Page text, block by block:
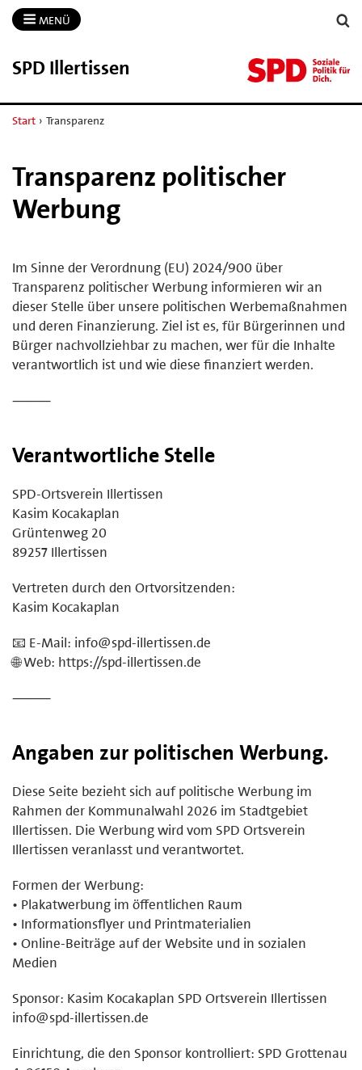
MENÜ
SPD Illertissen
Start › Transparenz
Transparenz politischer
Werbung
Im Sinne der Verordnung (EU) 2024/900 über
Transparenz politischer Werbung informieren wir an
dieser Stelle über unsere politischen Werbemaßnahmen
und deren Finanzierung. Ziel ist es, für Bürgerinnen und
Bürger nachvollziehbar zu machen, wer für die Inhalte
verantwortlich ist und wie diese finanziert werden.
⸻
Verantwortliche Stelle
SPD-Ortsverein Illertissen
Kasim Kocakaplan
Grüntenweg 20
89257 Illertissen
Vertreten durch den Ortvorsitzenden:
Kasim Kocakaplan
📧 E-Mail: info@spd-illertissen.de
🌐 Web: https://spd-illertissen.de
⸻
Angaben zur politischen Werbung.
Diese Seite bezieht sich auf politische Werbung im
Rahmen der Kommunalwahl 2026 im Stadtgebiet
Illertissen. Die Werbung wird vom SPD Ortsverein
Illertissen veranlasst und verantwortet.
Formen der Werbung:
• Plakatwerbung im öffentlichen Raum
• Informationsflyer und Printmaterialien
• Online-Beiträge auf der Website und in sozialen
Medien
Sponsor: Kasim Kocakaplan SPD Ortsverein Illertissen
info@spd-illertissen.de
Einrichtung, die den Sponsor kontrolliert: SPD Grottenau